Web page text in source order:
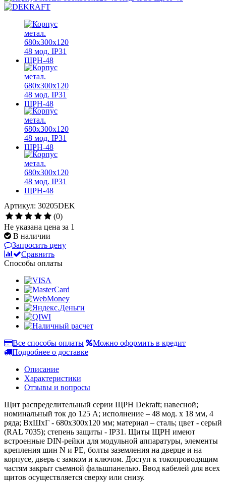
Артикул: 30205DEK
(0)
Не указана цена за 1
В наличии
Запросить цену
Сравнить
Способы оплаты
Все способы оплаты
Можно оформить в кредит
Подробнее о доставке
Описание
Характеристики
Отзывы и вопросы
Щит распределительный серии ЩРН Dekraft; навесной;
номинальный ток до 125 А; исполнение – 48 мод. х 18 мм, 4
ряда; ВхШхГ - 680х300х120 мм; материал – сталь; цвет - серый
(RAL 7035); степень защиты - IP31. Щиты ЩРН имеют
встроенные DIN-рейки для модульной аппаратуры, элементы
крепления шин N и PE, болты заземления на дверце и на
корпусе, дверь с замком и ключом. Доступ к токопроводящим
частям закрыт съемной фальшпанелью. Ввод кабелей для всех
щитов осуществляется сверху или снизу.